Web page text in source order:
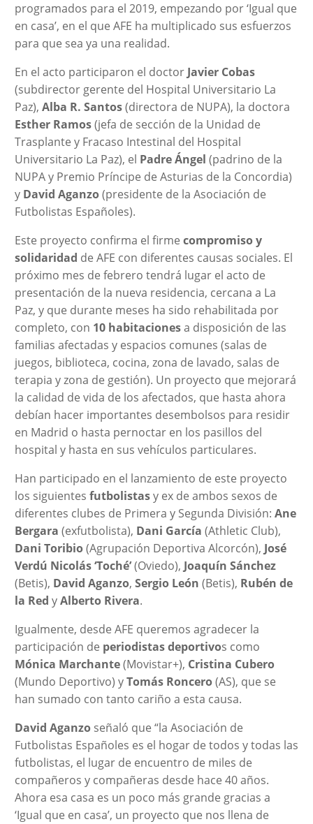
programados para el 2019, empezando por ‘Igual que
en casa’, en el que AFE ha multiplicado sus esfuerzos
para que sea ya una realidad.
En el acto participaron el doctor Javier Cobas
(subdirector gerente del Hospital Universitario La
Paz), Alba R. Santos(directora de NUPA), la doctora
Esther Ramos(jefa de sección de la Unidad de
Trasplante y Fracaso Intestinal del Hospital
Universitario La Paz), el Padre Ángel (padrino de la
NUPA y Premio Príncipe de Asturias de la Concordia)
y David Aganzo(presidente de la Asociación de
Futbolistas Españoles).
Este proyecto confirma el firme compromiso y
solidaridad de AFE con diferentes causas sociales. El
próximo mes de febrero tendrá lugar el acto de
presentación de la nueva residencia, cercana a La
Paz, y que durante meses ha sido rehabilitada por
completo, con 10 habitacionesa disposición de las
familias afectadas y espacios comunes (salas de
juegos, biblioteca, cocina, zona de lavado, salas de
terapia y zona de gestión). Un proyecto que mejorará
la calidad de vida de los afectados, que hasta ahora
debían hacer importantes desembolsos para residir
en Madrid o hasta pernoctar en los pasillos del
hospital y hasta en sus vehículos particulares.
Han participado en el lanzamiento de este proyecto
los siguientes futbolistasy ex de ambos sexos de
diferentes clubes de Primera y Segunda División: Ane
Bergara (exfutbolista), Dani García (Athletic Club),
Dani Toribio(Agrupación Deportiva Alcorcón), José
Verdú Nicolás ‘Toché’(Oviedo), Joaquín Sánchez
(Betis), David Aganzo, Sergio León (Betis), Rubén de
la Red yAlberto Rivera.
Igualmente, desde AFE queremos agradecer la
participación de periodistas deportivos como
Mónica Marchante(Movistar+), Cristina Cubero
(Mundo Deportivo) yTomás Roncero(AS), que se
han sumado con tanto cariño a esta causa.
David Aganzoseñaló que “la Asociación de
Futbolistas Españoles es el hogar de todos y todas las
futbolistas, el lugar de encuentro de miles de
compañeros y compañeras desde hace 40 años.
Ahora esa casa es un poco más grande gracias a
‘Igual que en casa’, un proyecto que nos llena de